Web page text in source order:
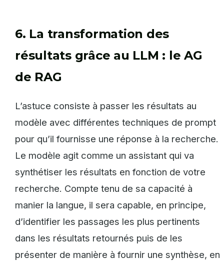
6. La transformation des
résultats grâce au LLM : le AG
de RAG
L’astuce consiste à passer les résultats au
modèle avec différentes techniques de prompt
pour qu’il fournisse une réponse à la recherche.
Le modèle agit comme un assistant qui va
synthétiser les résultats en fonction de votre
recherche. Compte tenu de sa capacité à
manier la langue, il sera capable, en principe,
d’identifier les passages les plus pertinents
dans les résultats retournés puis de les
présenter de manière à fournir une synthèse, en